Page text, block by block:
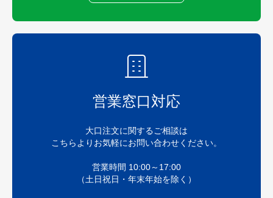
営業窓口対応
大口注文に関するご相談は
こちらよりお気軽にお問い合わせください。
営業時間 10:00～17:00
（土日祝日・年末年始を除く）